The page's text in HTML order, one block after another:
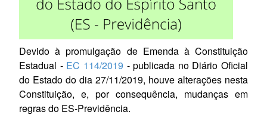
Devido à promulgação de Emenda à Constituição
Estadual -EC 114/2019 - publicada no Diário Oficial
do Estado do dia 27/11/2019, houve alterações nesta
Constituição, e, por consequência, mudanças em
regras do ES-Previdência.